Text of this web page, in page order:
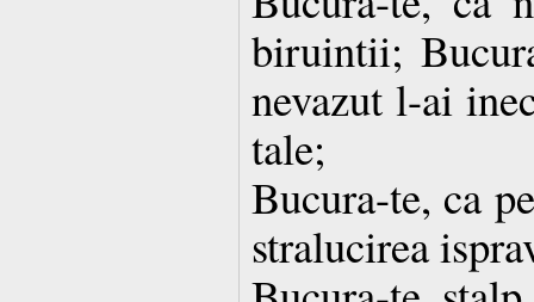
biruintii;
nevazut l-ai
tale;
Bucura-te, ca
stralucirea